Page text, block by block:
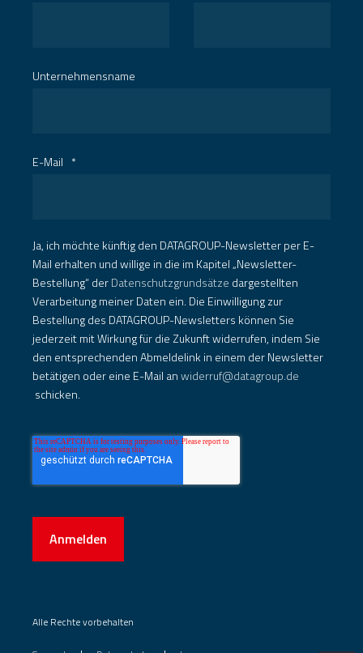
Unternehmensname
E-Mail *
Ja, ich möchte künftig den DATAGROUP-Newsletter per E-
Mail erhalten und willige in die im Kapitel „Newsletter-
Bestellung“ derDatenschutzgrundsätze dargestellten
Verarbeitung meiner Daten ein. Die Einwilligung zur
Bestellung des DATAGROUP-Newsletters können Sie
jederzeit mit Wirkung für die Zukunft widerrufen, indem Sie
den entsprechenden Abmeldelink in einem der Newsletter
betätigen oder eine E-Mail anwiderruf@datagroup.de
schicken.
Anmelden
Alle Rechte vorbehalten